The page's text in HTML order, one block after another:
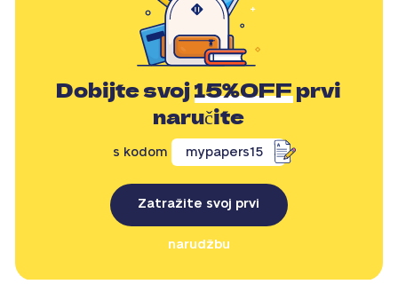
Dobijte svoj15%OFFprvi
naručite
s kodom mypapers15
Zatražite svoj prvi
narudžbu